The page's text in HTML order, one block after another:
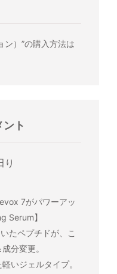
ン）”の購入方法は
ト
7がパワーアッ
Serum】
たペプチドが、こ
分変更。
いジェルタイプ。